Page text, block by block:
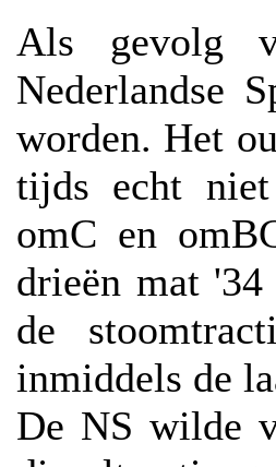
Als gevolg
Nederlandse
worden. Het
tijds echt niet
omC en
drieën mat
de
inmiddels de
De NS wilde